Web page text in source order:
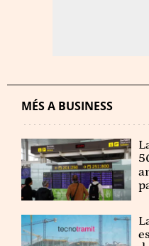
MÉS A BUSINESS